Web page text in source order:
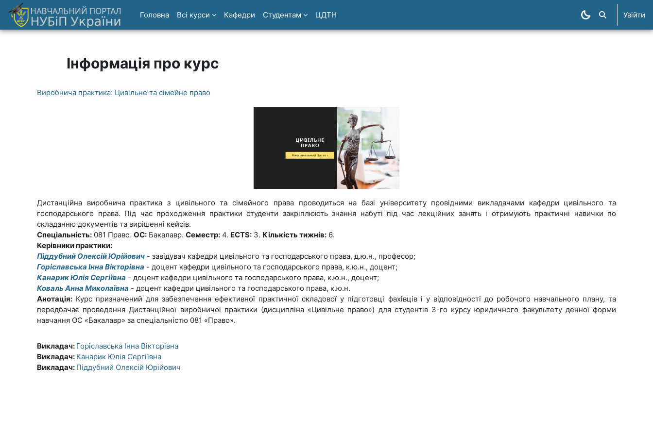
Перейти до головного вмісту
Головна
Всі курси Кафедри Студентам ЦДТН Пошук курсів
Увійти
Інформація про курс
Виробнича практика: Цивільне та сімейне право
Дистанційна виробнича практика з цивільного та сімейного права проводиться на базі університету провідними викладачами кафедри цивільного та
господарського права. Під час проходження практики студенти закріплюють знання набуті під час лекційних занять і отримують практичні навички по
складанню документів та вирішенні кейсів.
Спеціальність: 081 Право. ОС: Бакалавр. Семестр: 4. ECTS: 3. Кількість тижнів: 6.
Керівники практики:
Піддубний Олексій Юрійович - завідувач кафедри цивільного та господарського права, д.ю.н., професор;
Горіславська Інна Вікторівна - доцент кафедри цивільного та господарського права, к.ю.н., доцент;
Канарик Юлія Сергіївна - доцент кафедри цивільного та господарського права, к.ю.н., доцент;
Коваль Анна Миколаївна - доцент кафедри цивільного та господарського права, к.ю.н.
Анотація: Курс призначений для забезпечення ефективної практичної складової у підготовці фахівців і у відповідності до робочого навчального плану, та
передбачає проведення Дистанційної виробничої практики (дисципліна «Цивільне право») для студентів 3-го курсу юридичного факультету денної форми
навчання ОС «Бакалавр» за спеціальністю 081 «Право».
Викладач: Горіславська Інна Вікторівна
Викладач: Канарик Юлія Сергіївна
Викладач: Піддубний Олексій Юрійович